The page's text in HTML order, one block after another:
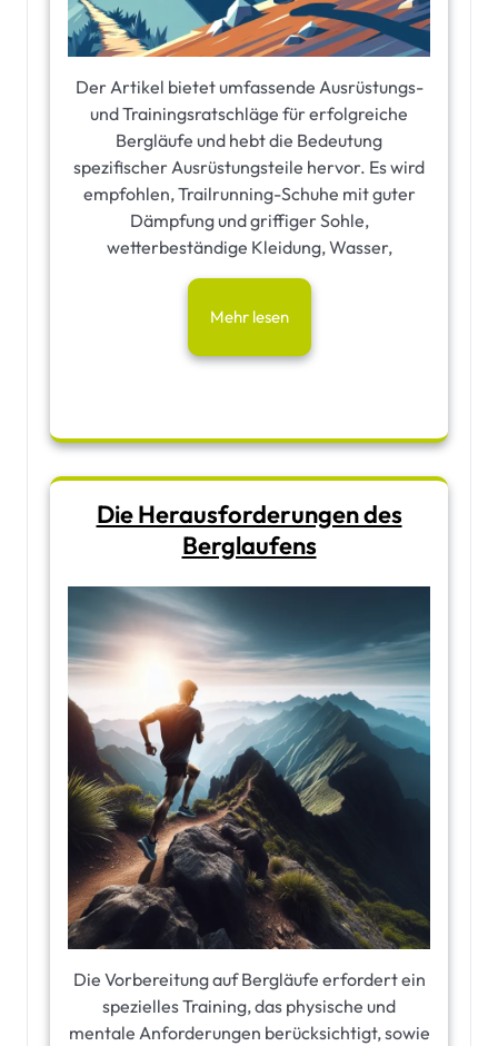
Der Artikel bietet umfassende Ausrüstungs-
und Trainingsratschläge für erfolgreiche
Bergläufe und hebt die Bedeutung
spezifischer Ausrüstungsteile hervor. Es wird
empfohlen, Trailrunning-Schuhe mit guter
Dämpfung und griffiger Sohle,
wetterbeständige Kleidung, Wasser,
Mehr lesen
Die Herausforderungen des
Berglaufens
Die Vorbereitung auf Bergläufe erfordert ein
spezielles Training, das physische und
mentale Anforderungen berücksichtigt, sowie